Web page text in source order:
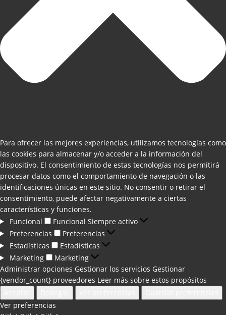
Para ofrecer las mejores experiencias, utilizamos tecnologías como
las cookies para almacenar y/o acceder a la información del
dispositivo. El consentimiento de estas tecnologías nos permitirá
procesar datos como el comportamiento de navegación o las
identificaciones únicas en este sitio. No consentir o retirar el
consentimiento, puede afectar negativamente a ciertas
características y funciones.
Funcional
Funcional Siempre activo
Preferencias
Preferencias
Estadísticas
Estadísticas
Marketing
Marketing
Administrar opciones Gestionar los servicios Gestionar
{vendor_count} proveedores Leer más sobre estos propósitos
Ver preferencias